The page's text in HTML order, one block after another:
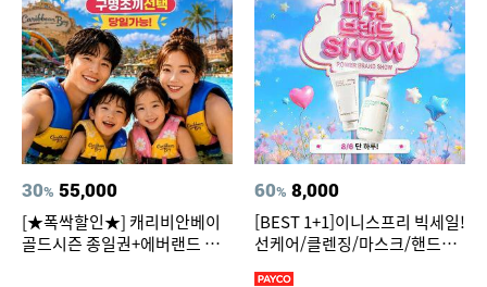
30% 55,000
[★폭싹할인★] 캐리비안베이
골드시즌 종일권+에버랜드 오
60% 8,000
[BEST 1+1]이니스프리 빅세일!
선케어/클렌징/마스크/핸드크